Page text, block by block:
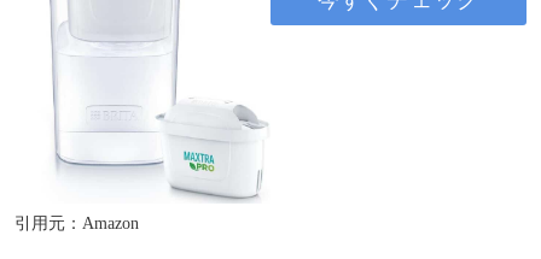
引用元：Amazon